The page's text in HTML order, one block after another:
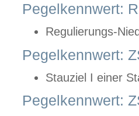
Pegelkennwert:
Regulierungs-
Pegelkennwert:
Stauziel I einer
Pegelkennwert: